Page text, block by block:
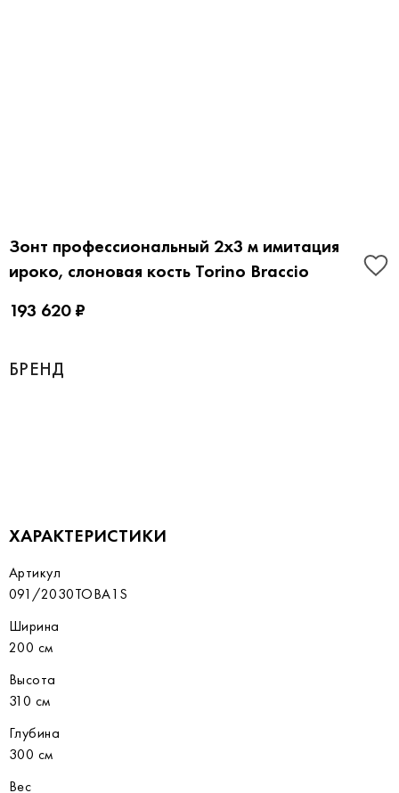
Зонт профессиональный 2х3 м имитация
ироко, слоновая кость Torino Braccio
193 620 ₽
БРЕНД
ХАРАКТЕРИСТИКИ
Артикул
091/2030TOBA1S
Ширина
200 см
Высота
310 см
Глубина
300 см
Вес